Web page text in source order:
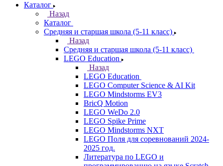
Каталог
Назад
Каталог
Средняя и старшая школа (5-11 класс)
Назад
Средняя и старшая школа (5-11 класс)
LEGO Education
Назад
LEGO Education
LEGO Computer Science & AI Kit
LEGO Mindstorms EV3
BricQ Motion
LEGO WeDo 2.0
LEGO Spike Prime
LEGO Mindstorms NXT
LEGO Поля для соревнований 2024-
2025 год.
Литература по LEGO и